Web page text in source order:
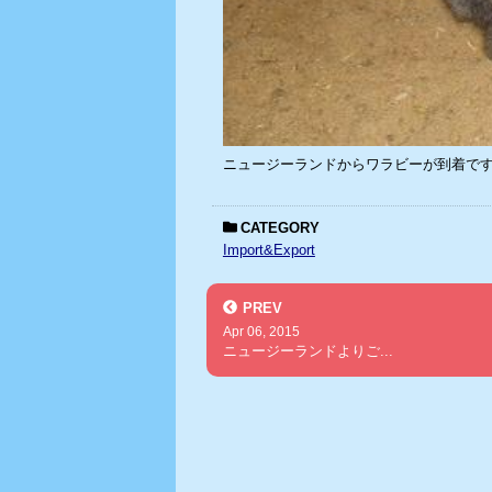
ニュージーランドからワラビーが到着で
CATEGORY
Import&Export
PREV
Apr 06, 2015
ニュージーランドよりご...